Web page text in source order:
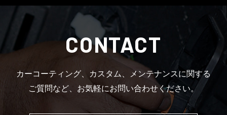
CONTACT
カーコーティング、カスタム、メンテナンスに関する
ご質問など、お気軽にお問い合わせください。